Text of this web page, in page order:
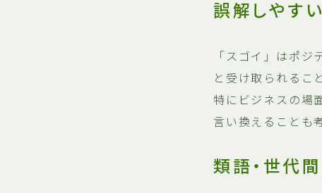
誤解しやす
「スゴイ」はポ
と受け取られるこ
特にビジネスの場
言い換えることも
類語・世代